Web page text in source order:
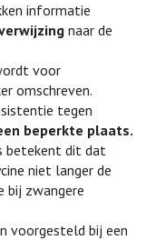
informatie
naar de
voor
omschreven.
tegen
beperkte plaats.
betekent dit dat
niet langer de
bij zwangere
voorgesteld bij een